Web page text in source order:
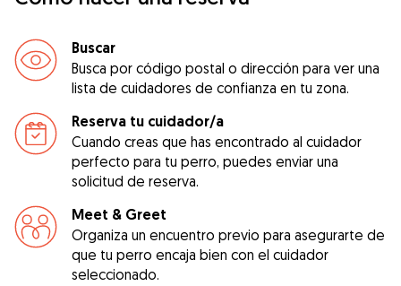
Buscar
Busca por código postal o dirección para ver una
lista de cuidadores de confianza en tu zona.
Reserva tu cuidador/a
Cuando creas que has encontrado al cuidador
perfecto para tu perro, puedes enviar una
solicitud de reserva.
Meet & Greet
Organiza un encuentro previo para asegurarte de
que tu perro encaja bien con el cuidador
seleccionado.